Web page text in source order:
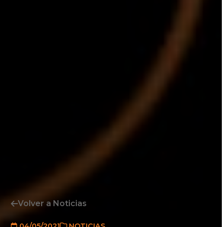
Volver a Noticias